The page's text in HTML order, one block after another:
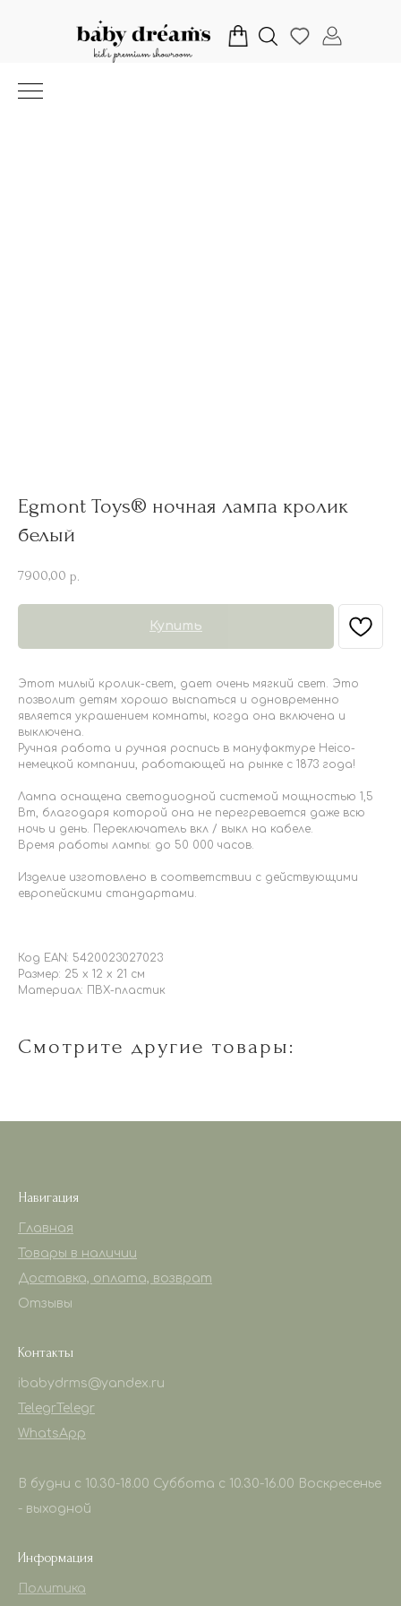
Egmont Toys® ночная лампа кролик
белый
7900,00 р.
Купить
Этот милый кролик-свет, дает очень мягкий свет. Это
позволит детям хорошо выспаться и одновременно
является украшением комнаты, когда она включена и
выключена.
Ручная работа и ручная роспись в мануфактуре Heico-
немецкой компании, работающей на рынке с 1873 года!
Лампа оснащена светодиодной системой мощностью 1,5
Вт, благодаря которой она не перегревается даже всю
ночь и день. Переключатель вкл / выкл на кабеле.
Время работы лампы: до 50 000 часов.
Изделие изготовлено в соответствии с действующими
европейскими стандартами.
Код EAN: 5420023027023
Размер: 25 x 12 x 21 см
Материал: ПВХ-пластик
Смотрите другие товары:
Навигация
Главная
Товары в наличии
Доставка, оплата, возврат
Отзывы
Контакты
ibabydrms@yandex.ru
TelegrTelegr
WhatsApp
В будни с 10.30-18.00 Суббота с 10.30-16.00 Воскресенье
- выходной
Информация
Политика